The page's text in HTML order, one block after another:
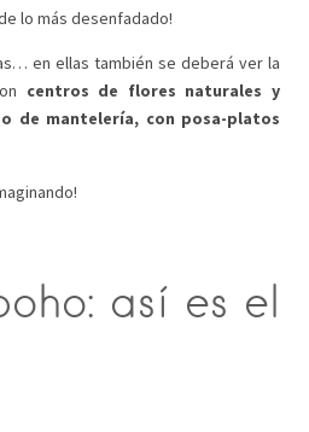
lo más desenfadado!
en ellas también se deberá ver la
centros de flores naturales y
de mantelería, con posa-platos
así es el